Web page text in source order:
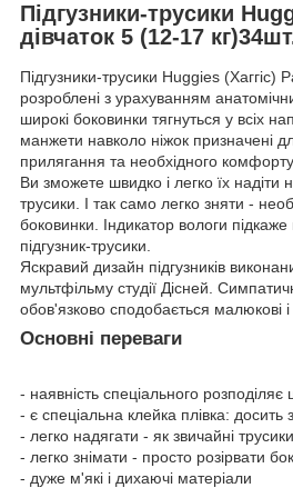
Підгузники-трусики
дівчаток 5 (12-17
Підгузники-трусики Huggies (Хаггіс)
розроблені з урахуванням
широкі боковинки тягнуться у всіх
манжети навколо ніжок призначені
прилягання та необхідного комфорту
Ви зможете швидко і легко їх надіти
трусики. І так само легко зняти -
боковинки. Індикатор вологи
підгузник-трусики.
Яскравий дизайн підгузників
мультфільму студії Дісней.
обов'язково сподобається малюкові
Основні переваги
- наявність спеціального розподіляє
- є спеціальна клейка плівка: досить
- легко надягати - як звичайні трусики
- легко знімати - просто розірвати
- дуже м'які і дихаючі матеріали